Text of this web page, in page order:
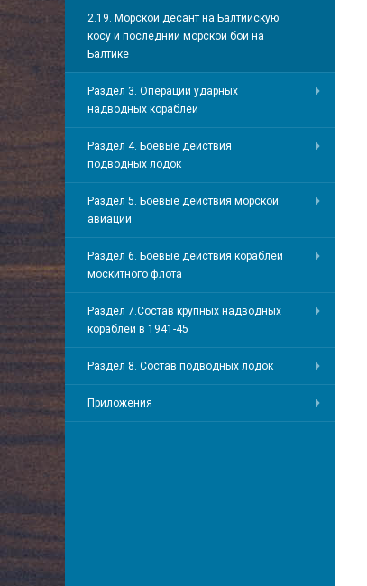
2.19. Морской десант на Балтийскую
косу и последний морской бой на
Балтике
Раздел 3. Операции ударных
надводных кораблей
Раздел 4. Боевые действия
подводных лодок
Раздел 5. Боевые действия морской
авиации
Раздел 6. Боевые действия кораблей
москитного флота
Раздел 7.Состав крупных надводных
кораблей в 1941-45
Раздел 8. Состав подводных лодок
Приложения